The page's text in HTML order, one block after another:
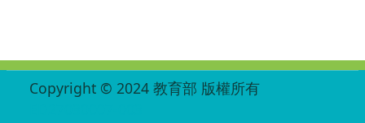
Copyright © 2024 教育部 版權所有